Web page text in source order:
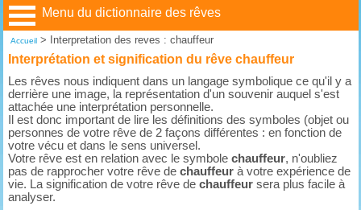
Menu du dictionnaire des rêves
Accueil> Interpretation des reves : chauffeur
Interprétation et signification du rêve chauffeur
Les rêves nous indiquent dans un langage symbolique ce qu'il y a
derrière une image, la représentation d'un souvenir auquel s'est
attachée une interprétation personnelle.
Il est donc important de lire les définitions des symboles (objet ou
personnes de votre rêve de 2 façons différentes : en fonction de
votre vécu et dans le sens universel.
Votre rêve est en relation avec le symbolechauffeur, n'oubliez
pas de rapprocher votre rêve dechauffeur à votre expérience de
vie. La signification de votre rêve dechauffeur sera plus facile à
analyser.